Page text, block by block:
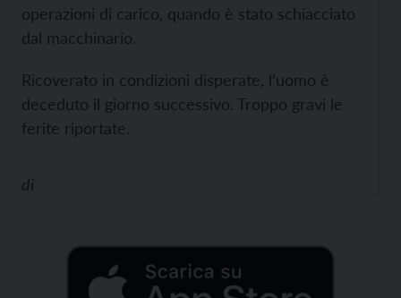
operazioni di carico, quando è stato schiacciato
dal macchinario.
Ricoverato in condizioni disperate, l’uomo è
deceduto il giorno successivo. Troppo gravi le
ferite riportate.
di